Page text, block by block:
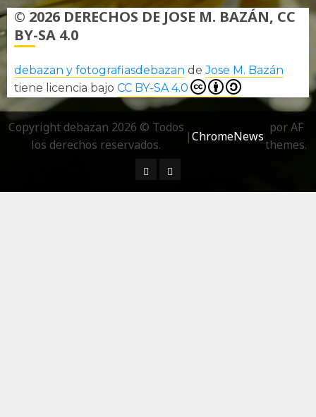
© 2026 DERECHOS DE JOSE M. BAZÁN, CC
BY-SA 4.0
debazan y fotografiasdebazan deJose M. Bazán
tiene licencia bajo CC BY-SA 4.0
Copyright debazan 2026 © Todos
los derechos reservados.
|ChromeNews
por AF
themes.
¿ Quién soy…?
Más información sobre las